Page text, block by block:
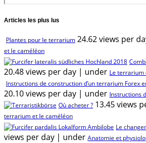
Articles les plus lus
Plantes pour le terrarium 24.62 views per
et le caméléon
20.48 views per day | under Le terrarium
Instructions de construction d’un terrarium Forex
20.10 views per day | under Instructions
Où acheter ? 13.45 views
terrarium et le caméléon
Le
views per day | under Anatomie et